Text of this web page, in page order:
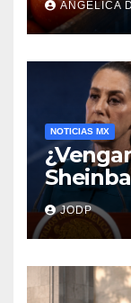
ANGÉLICA
NOTICIAS MX
negra
Aguirre
JODP